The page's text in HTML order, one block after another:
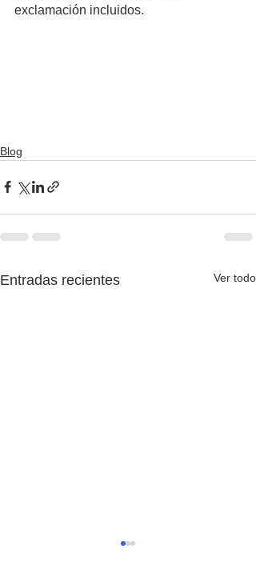
exclamación incluidos.
Blog
Entradas recientes Ver todo